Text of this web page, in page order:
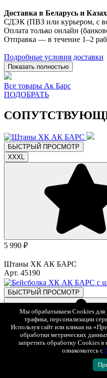
Доставка в Беларусь и
СДЭК (ПВЗ или курьером, с
Оплата только онлайн
Отправка — в течение 1–2
Подробные условия доставки
Показать полностью
Все товары Ак Барс
ПОДОБРАТЬ
БЫСТРЫЙ ПРОСМОТР
XXXL
5 990 ₽
Штаны ХК АК БАРС
Арт. 45190
БЫСТРЫЙ ПРОСМОТР
Мы обрабатываем Cookies для
трафика, персонализации
Используя сайт или кликая на
обработки метрических
запретить обработку Cookies
ознакомьтесь с